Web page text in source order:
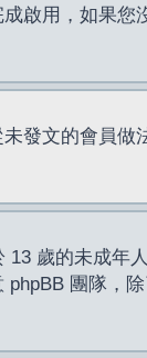
啟用，如果
發文的會員
歲的未成年
團隊，